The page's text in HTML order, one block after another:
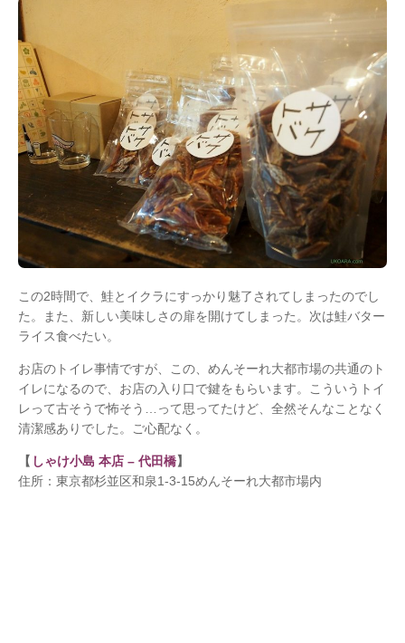
この2時間で、鮭とイクラにすっかり魅了されてしまったのでし
た。また、新しい美味しさの扉を開けてしまった。次は鮭バター
ライス食べたい。
お店のトイレ事情ですが、この、めんそーれ大都市場の共通のト
イレになるので、お店の入り口で鍵をもらいます。こういうトイ
レって古そうで怖そう…って思ってたけど、全然そんなことなく
清潔感ありでした。ご心配なく。
【 しゃけ小島 本店 – 代田橋】
住所：東京都杉並区和泉1-3-15めんそーれ大都市場内